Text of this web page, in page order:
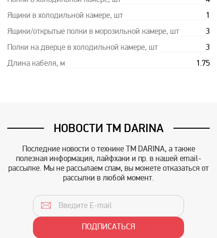
Ящики в холодильной камере, шт 1
Ящики/открытые полки в морозильной камере, шт 3
Полки на дверце в холодильной камере, шт 3
Длина кабеля, м 1.75
НОВОСТИ TM DARINA
Последние новости о технике TM DARINA, а также
полезная информация, лайфхаки и пр. в нашей email-
рассылке. Мы не рассылаем спам, вы можете отказаться от
рассылки в любой момент.